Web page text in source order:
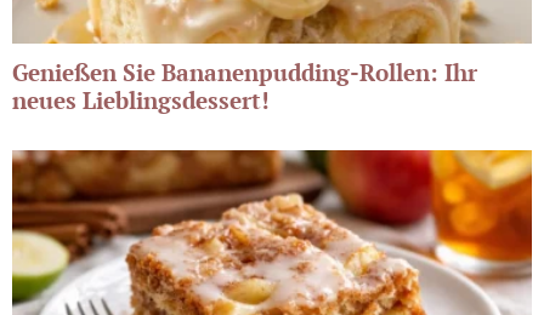
Genießen Sie Bananenpudding-Rollen: Ihr
neues Lieblingsdessert!